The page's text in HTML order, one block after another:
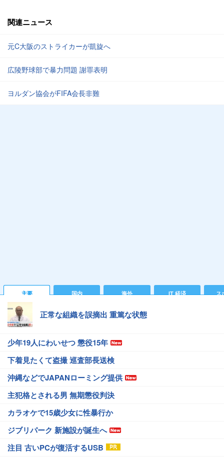
関連ニュース
元C大阪のストライカーが凱旋へ
広陵野球部で暴力問題 謝罪表明
ヨルダン協会がFIFA会長非難
主要 国内 海外 IT 経済 ス
正常な組織を誤摘出 重篤な状態
少年19人にわいせつ 懲役15年
下着見たくて盗撮 巡査部長送検
沖縄などでJAPANローミング提供
主犯格とされる男 無期懲役判決
カラオケで15歳少女に性暴行か
ジブリパーク 新施設が誕生へ
注目 古いPCが復活するUSB